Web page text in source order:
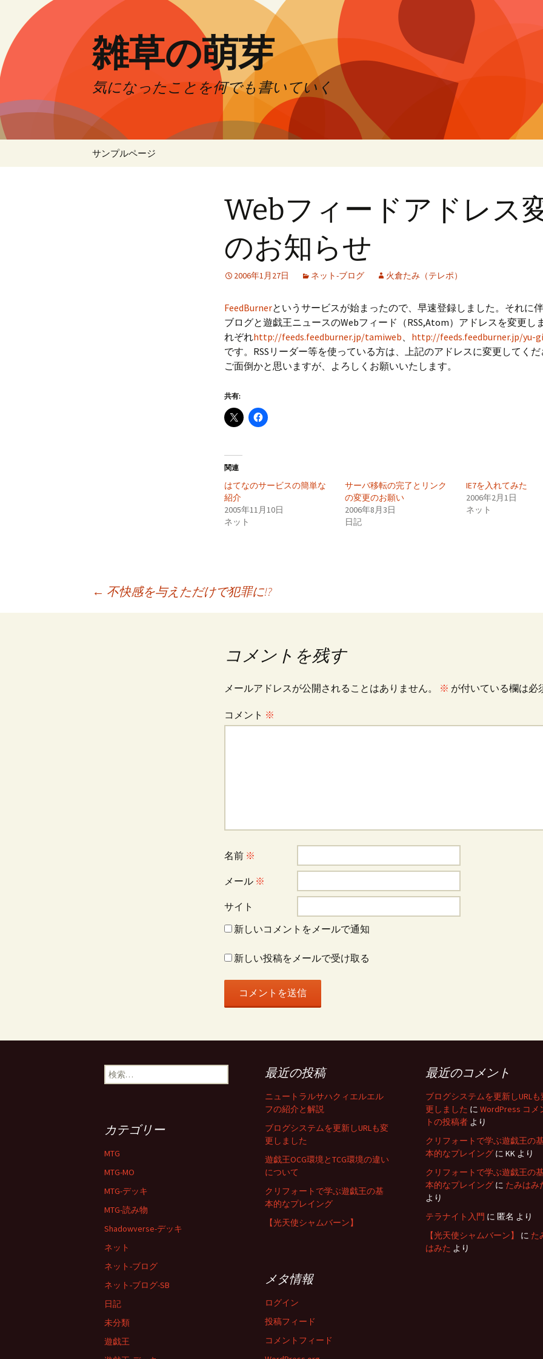
ン
ツ
へ
ッ
プ
雑草の萌芽
気になったことを何でも書いていく
サンプルページ
Webフィードアドレス
のお知らせ
2006年1月27日 ネット-ブログ 火倉たみ（テレポ）
FeedBurnerというサービスが始まったので、早速登録しました。それに
ブログと遊戯王ニュースのWebフィード（RSS,Atom）アドレスを変更し
れぞれhttp://feeds.feedburner.jp/tamiweb、 http://feeds.feedburner.jp/yu-
です。RSSリーダー等を使っている方は、上記のアドレスに変更してくだ
ご面倒かと思いますが、よろしくお願いいたします。
共有:
関連
はてなのサービスの簡単な
紹介
2005年11月10日
ネット
サーバ移転の完了とリンク
の変更のお願い
2006年8月3日
日記
IE7を入れてみた
2006年2月1日
ネット
← 不快感を与えただけで犯罪に!?
コメントを残す
メールアドレスが公開されることはありません。 ※ が付いている欄は必
コメント ※
名前 ※
メール ※
サイト
新しいコメントをメールで通知
新しい投稿をメールで受け取る
検
索:
最近の投稿
ニュートラルサハクィエルエル
フの紹介と解説
ブログシステムを更新しURLも変
更しました
遊戯王OCG環境とTCG環境の違い
について
クリフォートで学ぶ遊戯王の基
本的なプレイング
【光天使シャムバーン】
最近のコメント
ブログシステムを更新しURLも
更しました に WordPress コメ
トの投稿者 より
クリフォートで学ぶ遊戯王の
本的なプレイング に KK より
クリフォートで学ぶ遊戯王の
本的なプレイング に たみはみ
より
テラナイト入門 に 匿名 より
【光天使シャムバーン】
に た
はみた より
カテゴリー
MTG
MTG-MO
MTG-デッキ
MTG-読み物
Shadowverse-デッキ
ネット
ネット-ブログ
ネット-ブログ-SB
日記
未分類
遊戯王
メタ情報
ログイン
投稿フィード
コメントフィード